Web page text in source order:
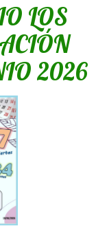
LOS
2026